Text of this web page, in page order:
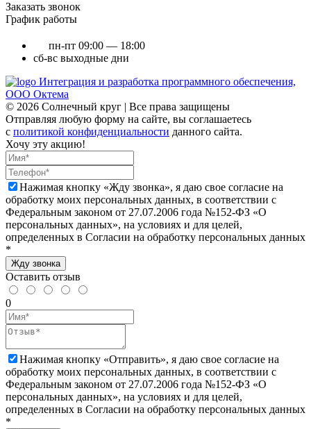
Заказать звонок
График работы
пн-пт 09:00 — 18:00
сб-вс выходные дни
Интеграция и разработка программного обеспечения,
ООО Октема
© 2026 Солнечный круг | Все права защищены
Отправляя любую форму на сайте, вы соглашаетесь
с политикой конфиденциальности данного сайта.
Хочу эту акцию!
Нажимая кнопку «Жду звонка», я даю свое согласие на
обработку моих персональных данных, в соответствии с
Федеральным законом от 27.07.2006 года №152-ФЗ «О
персональных данных», на условиях и для целей,
определенных в Согласии на обработку персональных данных
*
Жду звонка
Оставить отзыв
0
Нажимая кнопку «Отправить», я даю свое согласие на
обработку моих персональных данных, в соответствии с
Федеральным законом от 27.07.2006 года №152-ФЗ «О
персональных данных», на условиях и для целей,
определенных в Согласии на обработку персональных данных
*